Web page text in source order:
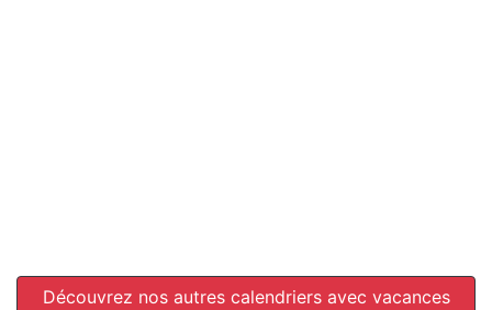
Découvrez nos autres calendriers avec vacances